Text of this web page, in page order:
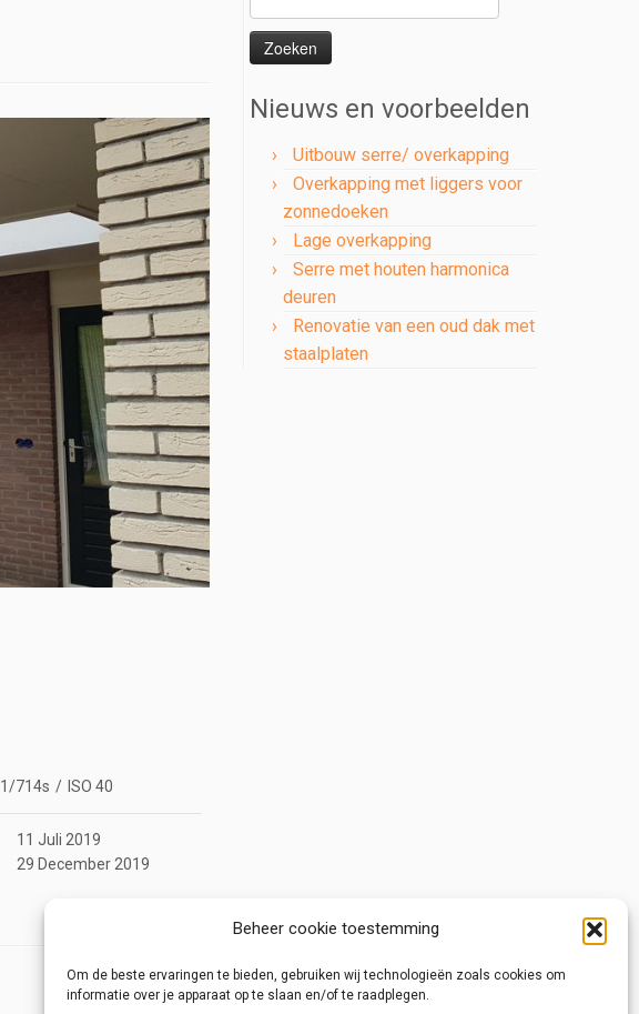
Beheer cookie toestemming
Om de beste ervaringen te bieden, gebruiken wij technologieën zoals cookies om
informatie over je apparaat op te slaan en/of te raadplegen.
1/714s / ISO 40
11 Juli 2019
29 December 2019
naar:
Nieuws en voorbeelden
Uitbouw serre/ overkapping
Overkapping met liggers voor
zonnedoeken
Lage overkapping
Serre met houten harmonica
deuren
Renovatie van een oud dak met
staalplaten